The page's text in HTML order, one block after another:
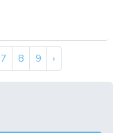
7 8 9 ›